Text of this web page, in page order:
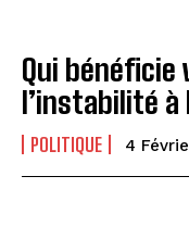
Qui bénéficie
l’instabilité à
POLITIQUE 4